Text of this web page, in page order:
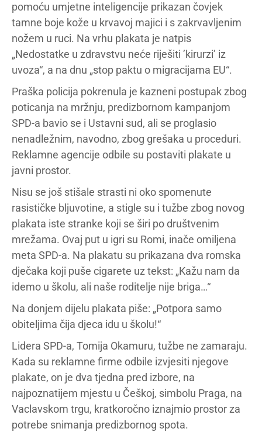
pomoću umjetne inteligencije prikazan čovjek
tamne boje kože u krvavoj majici i s zakrvavljenim
nožem u ruci. Na vrhu plakata je natpis
„Nedostatke u zdravstvu neće riješiti ’kirurzi’ iz
uvoza“, a na dnu „stop paktu o migracijama EU“.
Praška policija pokrenula je kazneni postupak zbog
poticanja na mržnju, predizbornom kampanjom
SPD-a bavio se i Ustavni sud, ali se proglasio
nenadležnim, navodno, zbog grešaka u proceduri.
Reklamne agencije odbile su postaviti plakate u
javni prostor.
Nisu se još stišale strasti ni oko spomenute
rasističke bljuvotine, a stigle su i tužbe zbog novog
plakata iste stranke koji se širi po društvenim
mrežama. Ovaj put u igri su Romi, inače omiljena
meta SPD-a. Na plakatu su prikazana dva romska
dječaka koji puše cigarete uz tekst: „Kažu nam da
idemo u školu, ali naše roditelje nije briga…“
Na donjem dijelu plakata piše: „Potpora samo
obiteljima čija djeca idu u školu!“
Lidera SPD-a, Tomija Okamuru, tužbe ne zamaraju.
Kada su reklamne firme odbile izvjesiti njegove
plakate, on je dva tjedna pred izbore, na
najpoznatijem mjestu u Češkoj, simbolu Praga, na
Vaclavskom trgu, kratkoročno iznajmio prostor za
potrebe snimanja predizbornog spota.